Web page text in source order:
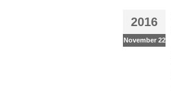
2016
November 22